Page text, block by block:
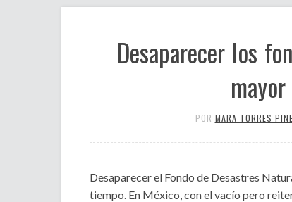
Desaparecer los
POR MARA TORRES
Desaparecer el Fondo de Desastres
tiempo. En México, con el vacío pero